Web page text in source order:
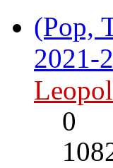
(Pop,
2021-
0